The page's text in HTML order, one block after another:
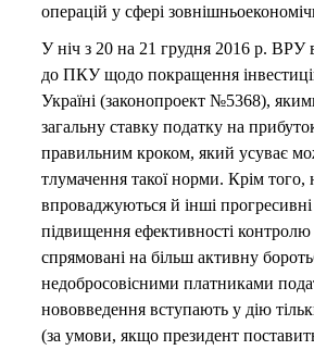
операцій у сфері
У ніч з 20 на 21 грудня 2016 р. ВРУ
до ПКУ щодо покращення
Україні (законопроект №5368),
загальну ставку податку на
правильним кроком, який усуває
тлумачення такої норми. Крім
впроваджуються й інші
підвищення ефективності контролю
спрямовані на більш активну
недобросовісними платниками
нововведення вступають у дію
(за умови, якщо президент